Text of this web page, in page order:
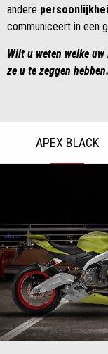
andere
communiceert in een
Wilt u weten welke
ze u te zeggen
APEX BLACK
Item
Item
Item